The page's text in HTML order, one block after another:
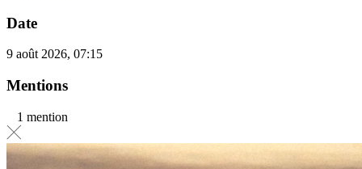
Date
9 août 2026, 07:15
Mentions
1 mention